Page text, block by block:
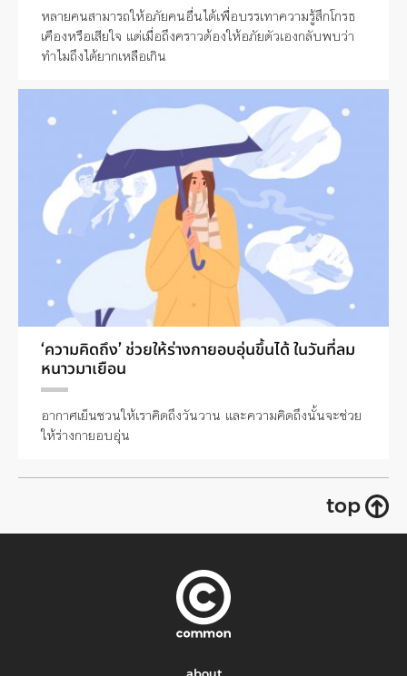
หลายคนสามารถให้อภัยคนอื่นได้เพื่อบรรเทาความรู้สึกโกรธ
เคืองหรือเสียใจ แต่เมื่อถึงคราวต้องให้อภัยตัวเองกลับพบว่า
ทำไมถึงได้ยากเหลือเกิน
‘ความคิดถึง’ ช่วยให้ร่างกายอบอุ่นขึ้นได้ ในวันที่ลม
หนาวมาเยือน
อากาศเย็นชวนให้เราคิดถึงวันวาน และความคิดถึงนั้นจะช่วย
ให้ร่างกายอบอุ่น
top
about